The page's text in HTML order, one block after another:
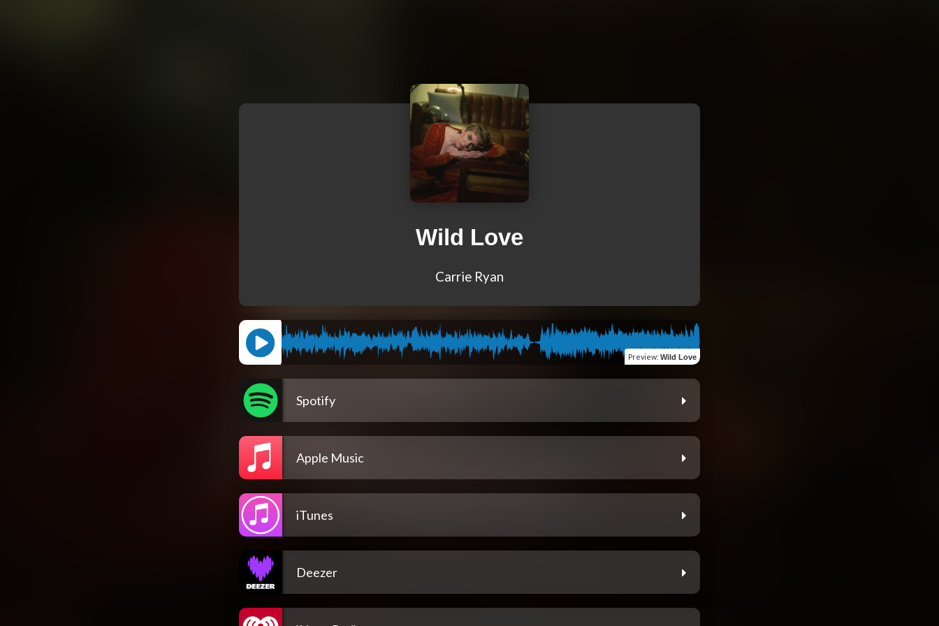
Wild Love
Carrie Ryan
Preview: Wild Love
Spotify
Apple Music
iTunes
Deezer